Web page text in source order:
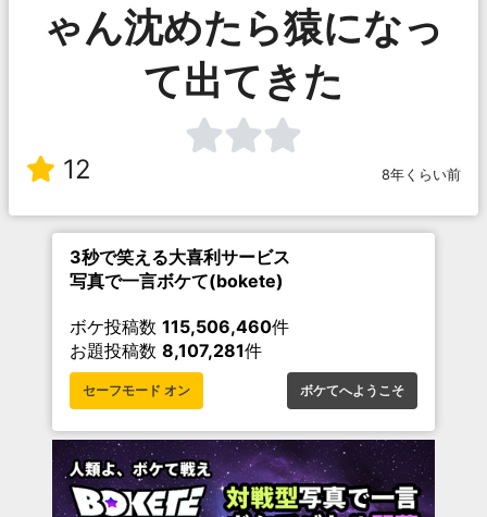
ゃん沈めたら猿になっ
て出てきた
12 8年くらい前
3秒で笑える大喜利サービス
写真で一言ボケて(bokete)
ボケ投稿数 115,506,460件
お題投稿数 8,107,281件
セーフモード オン ボケてへようこそ